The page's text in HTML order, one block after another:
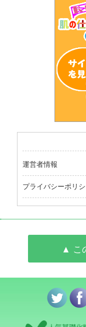
運営者情報
プライバシーポリ
▲ こ